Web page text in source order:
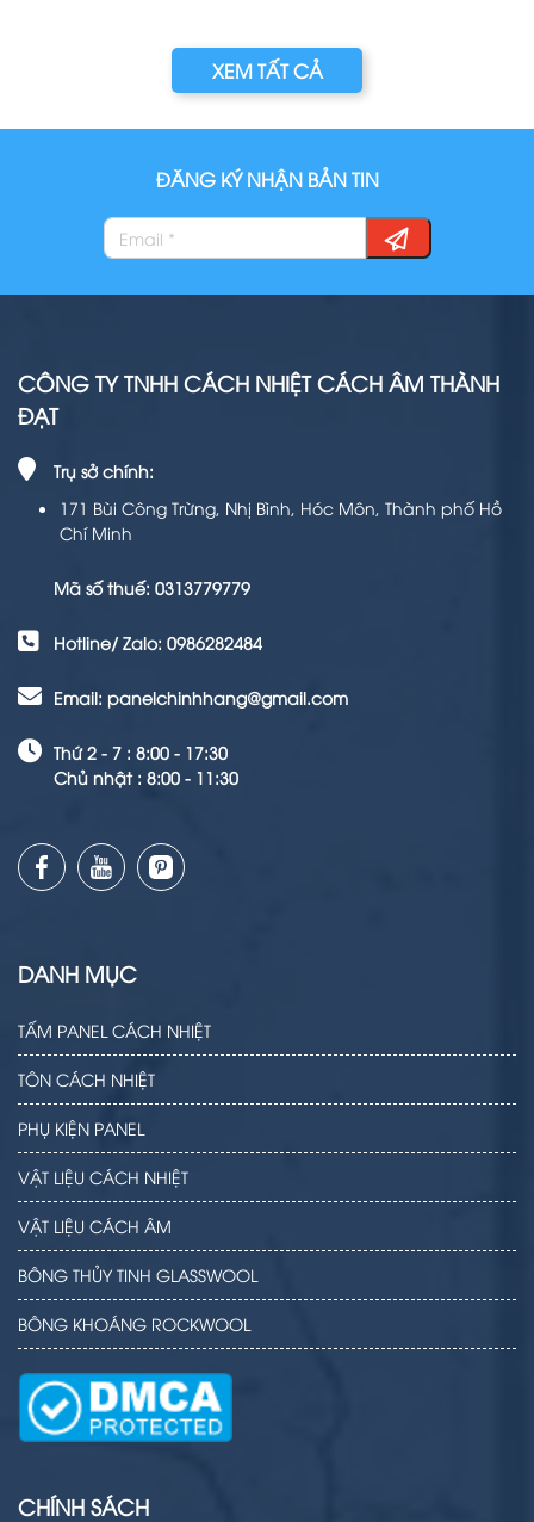
XEM TẤT CẢ
ĐĂNG KÝ NHẬN BẢN TIN
CÔNG TY TNHH CÁCH NHIỆT CÁCH ÂM THÀNH
ĐẠT
Trụ sở chính:
171 Bùi Công Trừng, Nhị Bình, Hóc Môn, Thành phố Hồ
Chí Minh
Mã số thuế: 0313779779
Hotline/ Zalo: 0986282484
Email: panelchinhhang@gmail.com
Thứ 2 - 7 : 8:00 - 17:30
Chủ nhật : 8:00 - 11:30
DANH MỤC
TẤM PANEL CÁCH NHIỆT
TÔN CÁCH NHIỆT
PHỤ KIỆN PANEL
VẬT LIỆU CÁCH NHIỆT
VẬT LIỆU CÁCH ÂM
BÔNG THỦY TINH GLASSWOOL
BÔNG KHOÁNG ROCKWOOL
CHÍNH SÁCH